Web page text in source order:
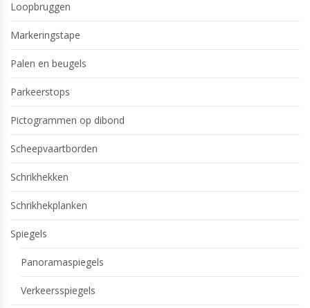
Loopbruggen
Markeringstape
Palen en beugels
Parkeerstops
Pictogrammen op dibond
Scheepvaartborden
Schrikhekken
Schrikhekplanken
Spiegels
Panoramaspiegels
Verkeersspiegels